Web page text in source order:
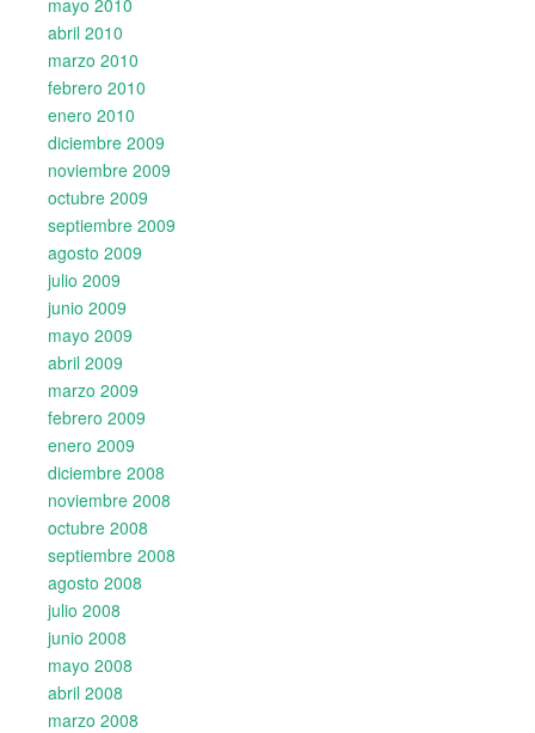
abril 2010
marzo 2010
febrero 2010
enero 2010
diciembre 2009
noviembre 2009
octubre 2009
septiembre 2009
agosto 2009
julio 2009
junio 2009
mayo 2009
abril 2009
marzo 2009
febrero 2009
enero 2009
diciembre 2008
noviembre 2008
octubre 2008
septiembre 2008
agosto 2008
julio 2008
junio 2008
mayo 2008
abril 2008
marzo 2008